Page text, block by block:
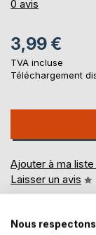
0%
0 avis
3,99 €
TVA incluse
Téléchargement
Ajouter à ma
Laisser un avis
Nous